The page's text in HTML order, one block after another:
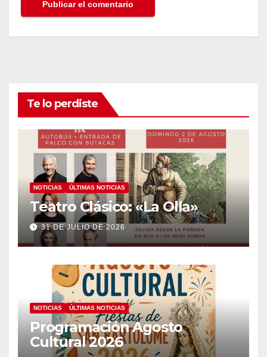
Te lo perdiste
NOTICIAS ÚLTIMAS NOTICIAS
Teatro Clásico: «La Olla»
31 DE JULIO DE 2026
NOTICIAS ÚLTIMAS NOTICIAS
Programación Agosto
Cultural 2026